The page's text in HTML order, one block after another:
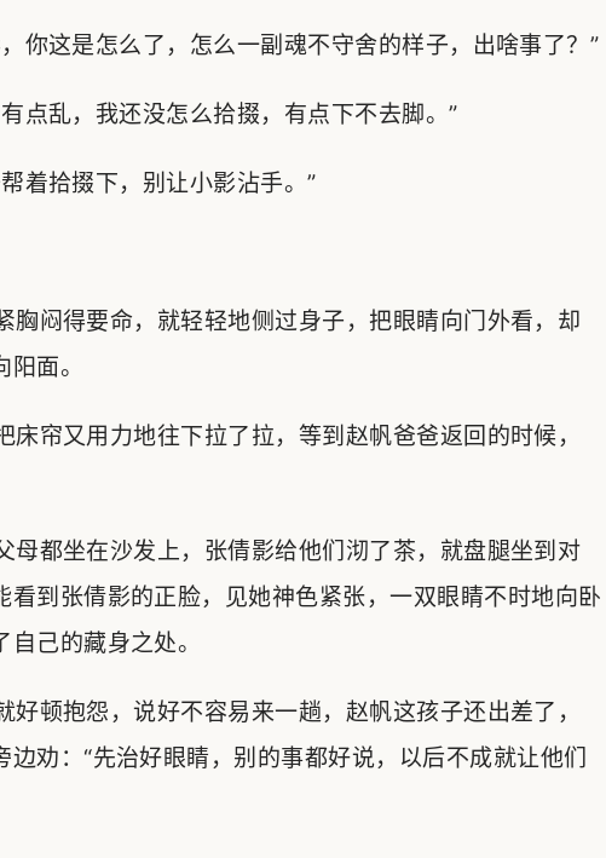
你这是怎么了，怎么一副魂不守舍的样子，出啥事了？”
点乱，我还没怎么拾掇，有点下不去脚。”
着拾掇下，别让小影沾手。”
闷得要命，就轻轻地侧过身子，把眼睛向门外看，却
面。
帘又用力地往下拉了拉，等到赵帆爸爸返回的时候，
都坐在沙发上，张倩影给他们沏了茶，就盘腿坐到对
到张倩影的正脸，见她神色紧张，一双眼睛不时地向卧
己的藏身之处。
顿抱怨，说好不容易来一趟，赵帆这孩子还出差了，
劝：“先治好眼睛，别的事都好说，以后不成就让他们